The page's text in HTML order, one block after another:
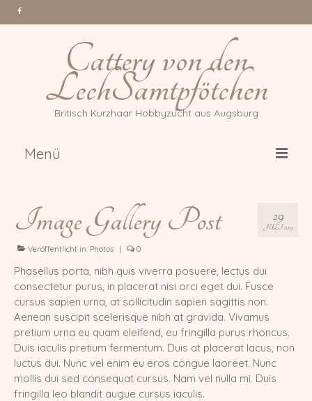
Cattery von den
LechSamtpfötchen
Britisch Kurzhaar Hobbyzucht aus Augsburg
Menü
Katzen
Gr. Int. Champion Tessa Million
Reasons *PL
Int. Champion Arwen of Magic
DonauBärchen
Europa Champion Monchichi von den
LechSamtpfötchen
Worldchampion Gippy Air Force Cat
*CZ
29
JULI 2013
Image Gallery Post
Veröffentlicht in: Photos 0
Phasellus porta, nibh quis viverra posuere, lectus dui
consectetur purus, in placerat nisi orci eget dui. Fusce
cursus sapien urna, at sollicitudin sapien sagittis non.
Aenean suscipit scelerisque nibh at gravida. Vivamus
pretium urna eu quam eleifend, eu fringilla purus rhoncus.
Duis iaculis pretium fermentum. Duis at placerat lacus, non
luctus dui. Nunc vel enim eu eros congue laoreet. Nunc
mollis dui sed consequat cursus. Nam vel nulla mi. Duis
fringilla leo blandit augue cursus iaculis.